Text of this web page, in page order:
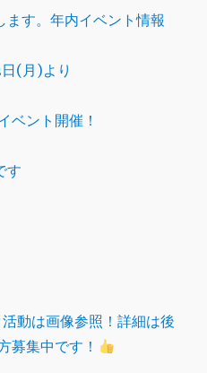
す。年内イベント情報
(月)より
ベント開催！
す
動は画像参照！詳細は後
募集中です！